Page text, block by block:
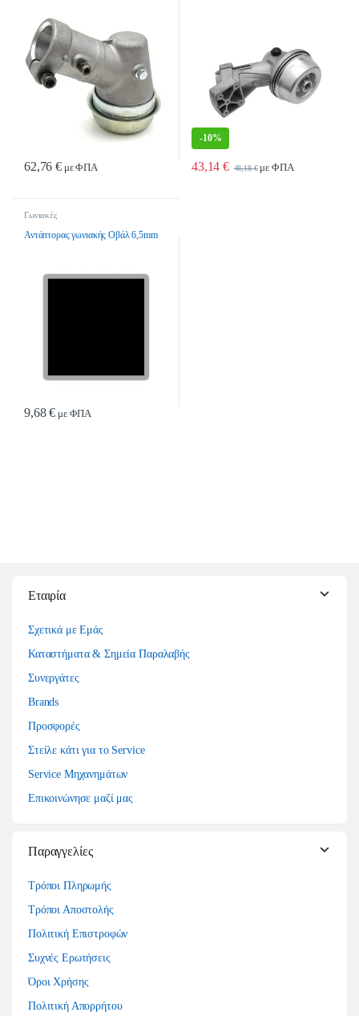
62,76€ με ΦΠΑ
-10%
43,14€ 48,18€με ΦΠΑ
Γωνιακές
Αντάπτορας γωνιακής Οβάλ 6,5mm
9,68€ με ΦΠΑ
Εταιρία
Σχετικά με Εμάς
Καταστήματα & Σημεία Παραλαβής
Συνεργάτες
Brands
Προσφορές
Στείλε κάτι για το Service
Service Μηχανημάτων
Επικοινώνησε μαζί μας
Παραγγελίες
Τρόποι Πληρωμής
Τρόποι Αποστολής
Πολιτική Επιστροφών
Συχνές Ερωτήσεις
Όροι Χρήσης
Πολιτική Απορρήτου